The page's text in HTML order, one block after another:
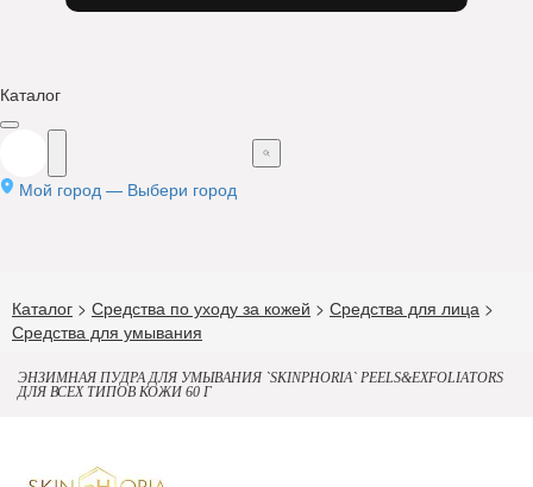
Каталог
Мой город — Выбери город
Каталог > Средства по уходу за кожей > Средства для лица >
Средства для умывания
ЭНЗИМНАЯ ПУДРА ДЛЯ УМЫВАНИЯ `SKINPHORIA` PEELS&EXFOLIATORS
ДЛЯ ВСЕХ ТИПОВ КОЖИ 60 Г